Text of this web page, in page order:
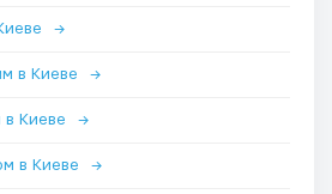
→
в Киеве →
Киеве →
в Киеве →